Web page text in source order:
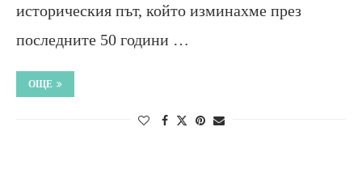
историческия път, който изминахме през
последните 50 години …
ОЩЕ